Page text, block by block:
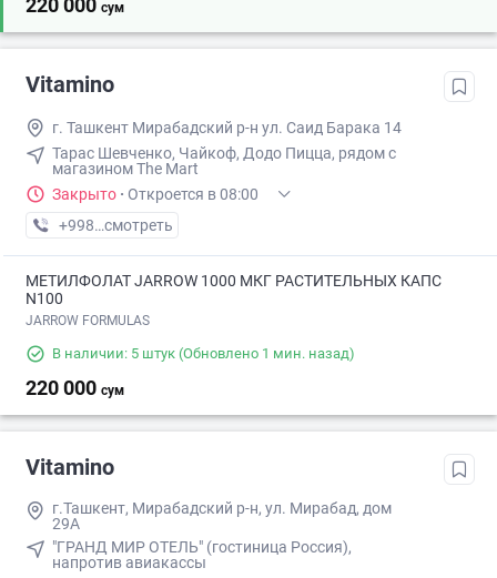
220 000 сум
Vitamino
г. Ташкент Мирабадский р-н ул. Саид Барака 14
Тарас Шевченко, Чайкоф, Додо Пицца, рядом с
магазином The Mart
Закрыто · Откроется в 08:00
+998 (95) XXX-XX-XX
смотреть
МЕТИЛФОЛАТ JARROW 1000 МКГ РАСТИТЕЛЬНЫХ КАПС
N100
JARROW FORMULAS
В наличии: 5 штук (Обновлено 1 мин. назад)
220 000 сум
Vitamino
г.Ташкент, Мирабадский р-н, ул. Мирабад, дом
29А
"ГРАНД МИР ОТЕЛЬ" (гостиница Россия),
напротив авиакассы